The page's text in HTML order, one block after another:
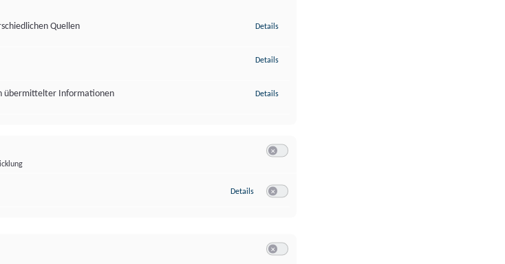
Quellen
Details
Details
übermittelter Informationen Details
Details zu Google Analytics